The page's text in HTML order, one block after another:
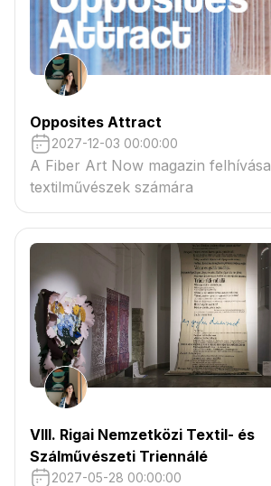
Opposites Attract
2027-12-03 00:00:00
A Fiber Art Now magazin felhívása
textilművészek számára
VIII. Rigai Nemzetközi Textil- és
Szálművészeti Triennálé
2027-05-28 00:00:00